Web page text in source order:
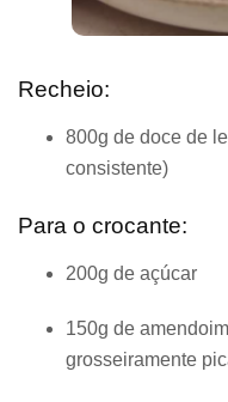
Recheio:
800g de doce de
consistente)
Para o crocante:
200g de açúcar
150g de
grosseiramente